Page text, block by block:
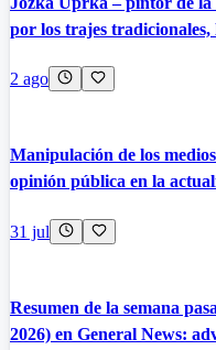
por los trajes tradicionales,
2 ago
Manipulación de los
opinión pública en la
31 jul
Resumen de la semana
2026) en General News: